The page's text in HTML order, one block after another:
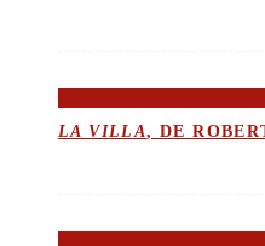
LA VILLA, DE